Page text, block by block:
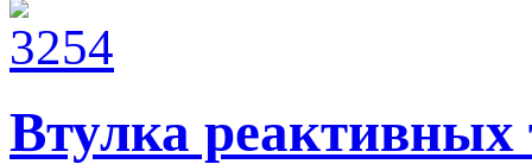
Втулка